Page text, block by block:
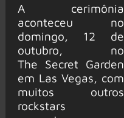
A cerimônia
aconteceu no
domingo, 12 de
outubro, no
The Secret Garden
em Las Vegas, com
muitos outros
rockstars